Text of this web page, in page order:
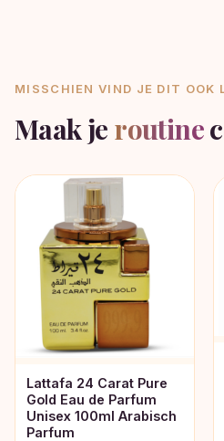
MISSCHIEN VIND JE DIT OOK
Maak je routine
Lattafa 24 Carat Pure
Gold Eau de Parfum
Unisex 100ml Arabisch
Parfum